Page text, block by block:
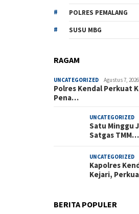
POLRES PEMALANG
SUSU MBG
RAGAM
UNCATEGORIZED Agustus 7, 2026
Polres Kendal Perkuat
Pena…
UNCATEGORIZED
Satu Minggu
Satgas TMM…
UNCATEGORIZED
Kapolres
Kejari,
BERITA POPULER